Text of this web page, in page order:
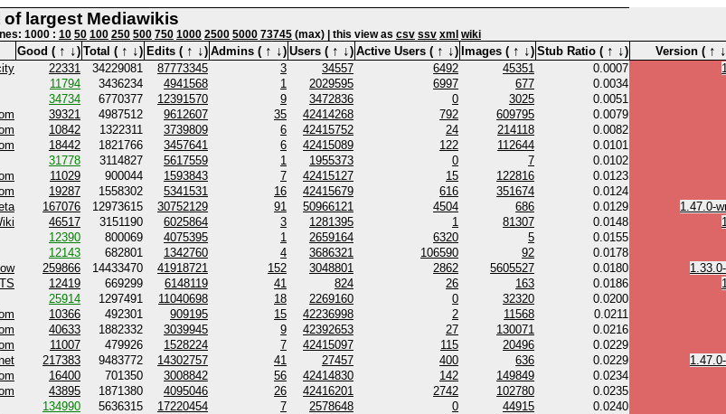
of largest Mediawikis
1000 : 10 50 100 250 500 750 1000 2500 5000 73745 (max) | this view as csv ssv xml wiki
Good ( ↑ ↓) Total ( ↑ ↓) Edits ( ↑ ↓) Admins ( ↑ ↓) Users ( ↑ ↓) Active Users ( ↑ ↓) Images ( ↑ ↓) Stub Ratio ( ↑ ↓) Version ( ↑ ↓
22331 34229081 87773345 3 34557 6492 45351 0.0007
11794 3436234 4941568 1 2029595 6997 677
0.0034
34734 6770377 12391570 9 3472836 0 3025
0.0051
39321 4987512 9612607 35 42414268 792 609795
0.0079
10842 1322311 3739809 6 42415752 24 214118
0.0082
18442 1821766 3457641 6 42415089 122 112644
0.0101
31778 3114827 5617559 1 1955373 0 7
0.0102
11029 900044 1593843 7 42415127 15 122816
0.0123
19287 1558302 5341531 16 42415679 616 351674
0.0124
167076 12973615 30752129 91 50966121 4504 686 0.0129
1.47.0-
46517 3151190 6025864 3 1281395 1 81307 0.0148
12390 800069 4075395 1 2659164 6320 5
0.0155
12143 682801 1342760 4 3686321 106590 92
0.0178
259866 14433470 41918721 152 3048801 2862 5605527 0.0180
12419 669299 6148119 41 824 26 163 0.0186
25914 1297491 11040698 18 2269160 0 32320
0.0200
10366 492301 909195 15 42236998 2 11568
0.0211
40633 1882332 3039945 9 42392653 27 130071
0.0216
11007 479926 1528224 7 42415097 115 20496
0.0229
217383 9483772 14302757 41 27457 400 636 0.0229
16400 701350 3008842 56 42414830 142 149849
0.0234
43895 1871380 4095046 26 42416201 2742 102780
0.0235
134990 5636315 17220454 7 2578648 0 44915
0.0240